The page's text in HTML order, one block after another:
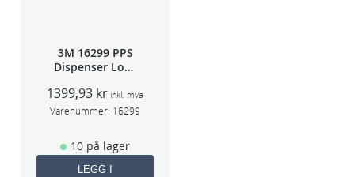
3M 16299 PPS
Dispenser Lokk
Midi)
1399,93 kr inkl. mva
Varenummer: 16299
10 på lager
LEGG I